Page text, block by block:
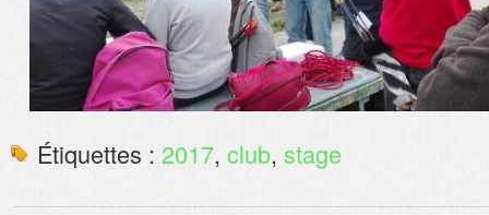
Étiquettes : 2017, club, stage